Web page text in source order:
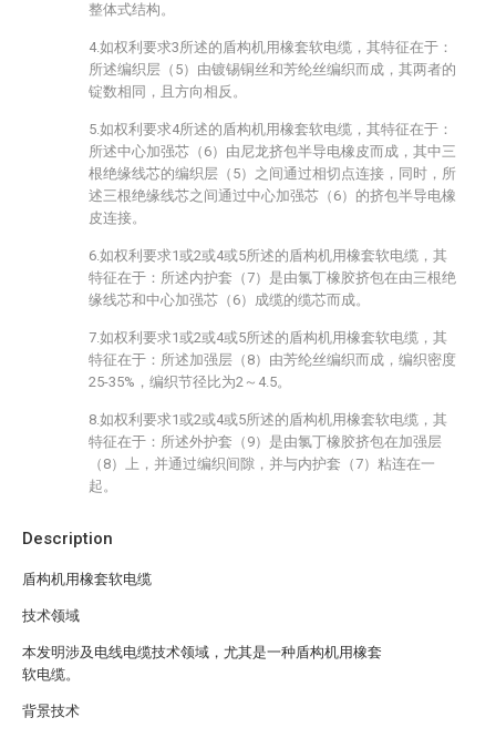
Description
盾构机用橡套软电缆
技术领域
本发明涉及电线电缆技术领域，尤其是一种盾构机用橡套
软电缆。
背景技术
整体式结构。
4.如权利要求3所述的盾构机用橡套软电缆，其特征在于：
所述编织层（5）由镀锡铜丝和芳纶丝编织而成，其两者的
锭数相同，且方向相反。
5.如权利要求4所述的盾构机用橡套软电缆，其特征在于：
所述中心加强芯（6）由尼龙挤包半导电橡皮而成，其中三
根绝缘线芯的编织层（5）之间通过相切点连接，同时，所
述三根绝缘线芯之间通过中心加强芯（6）的挤包半导电橡
皮连接。
6.如权利要求1或2或4或5所述的盾构机用橡套软电缆，其
特征在于：所述内护套（7）是由氯丁橡胶挤包在由三根绝
缘线芯和中心加强芯（6）成缆的缆芯而成。
7.如权利要求1或2或4或5所述的盾构机用橡套软电缆，其
特征在于：所述加强层（8）由芳纶丝编织而成，编织密度
25-35%，编织节径比为2～4.5。
8.如权利要求1或2或4或5所述的盾构机用橡套软电缆，其
特征在于：所述外护套（9）是由氯丁橡胶挤包在加强层
（8）上，并通过编织间隙，并与内护套（7）粘连在一
起。